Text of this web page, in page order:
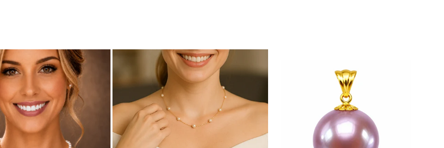
marcă înregistrată în 27 de țări. Toate produsele sunt realizate din perle naturale selectate manual, montate în
însoțită de un certificat de garanție și autenticitate care atestă proveniența naturală a perlelor.
din eleganța ta zilnică – o declarație de rafinament și claritate.